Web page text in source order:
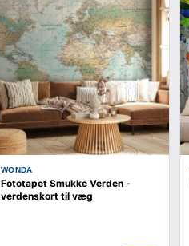
WONDA
Fototapet Smukke Verden -
verdenskort til væg